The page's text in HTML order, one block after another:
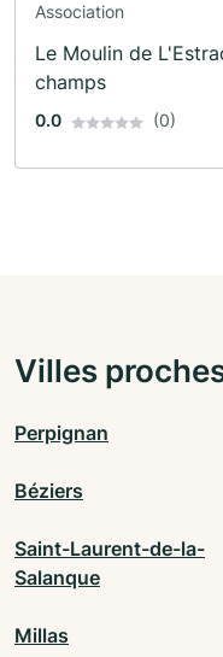
Association
Le Moulin de
champs
0.0 (0)
Villes
Perpignan
Béziers
Saint-Laurent-de-la-
Salanque
Millas